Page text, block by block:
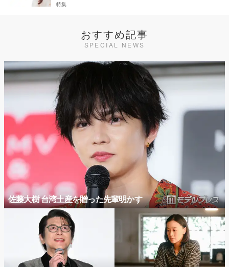
特集
おすすめ記事
SPECIAL NEWS
佐藤大樹 台湾土産を贈った先輩明かす